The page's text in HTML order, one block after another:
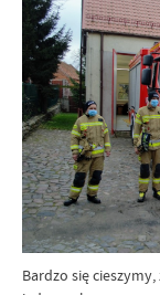
Bardzo się